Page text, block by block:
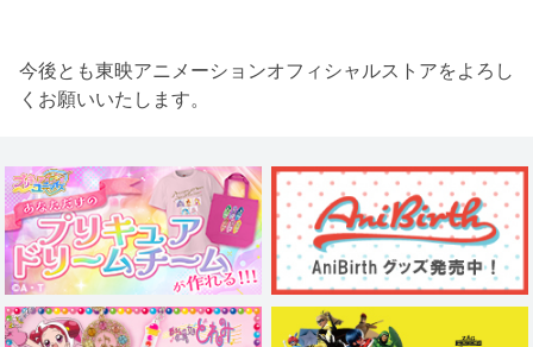
今後とも東映アニメーションオフィシャルストアをよろし
くお願いいたします。